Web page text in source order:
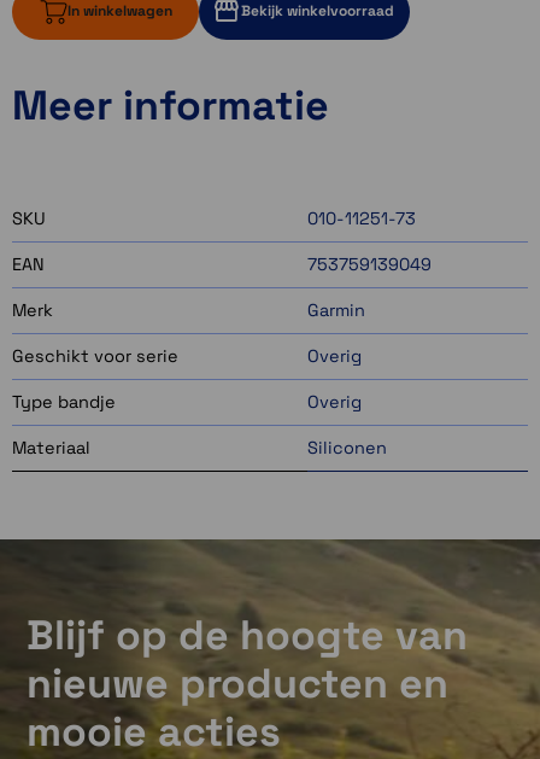
In winkelwagen Bekijk winkelvoorraad
1 op voorraad
Momenteel even niet op voorraad
Meer informatie
SKU 010-11251-73
EAN 753759139049
Merk Garmin
Geschikt voor serie Overig
Type bandje Overig
Materiaal Siliconen
Blijf op de hoogte van
nieuwe producten en
mooie acties